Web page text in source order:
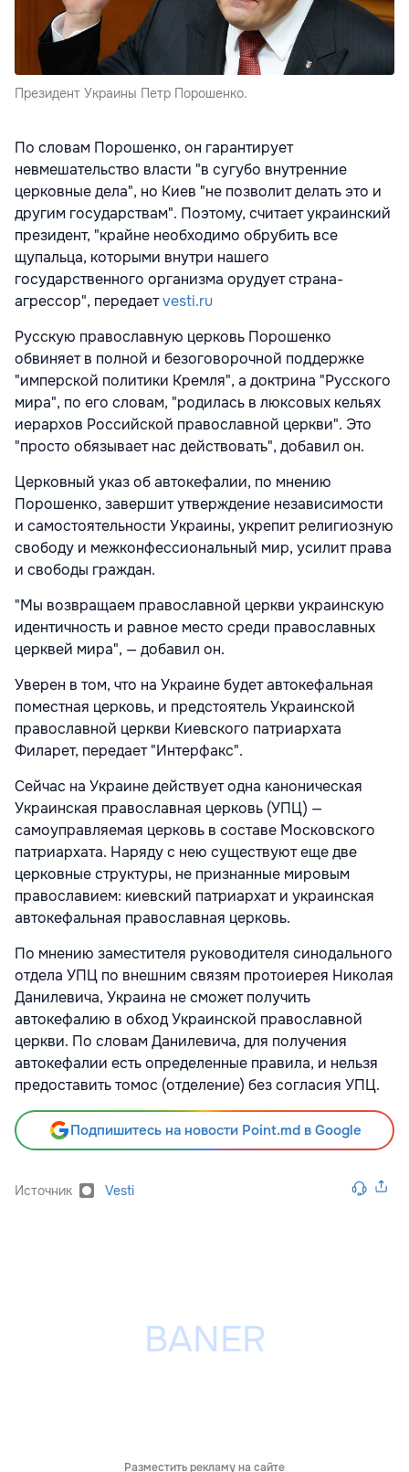
Президент Украины Петр Порошенко.
По словам Порошенко, он гарантирует
невмешательство власти "в сугубо внутренние
церковные дела", но Киев "не позволит делать это и
другим государствам". Поэтому, считает украинский
президент, "крайне необходимо обрубить все
щупальца, которыми внутри нашего
государственного организма орудует страна-
агрессор", передаетvesti.ru
Русскую православную церковь Порошенко
обвиняет в полной и безоговорочной поддержке
"имперской политики Кремля", а доктрина "Русского
мира", по его словам, "родилась в люксовых кельях
иерархов Российской православной церкви". Это
"просто обязывает нас действовать", добавил он.
Церковный указ об автокефалии, по мнению
Порошенко, завершит утверждение независимости
и самостоятельности Украины, укрепит религиозную
свободу и межконфессиональный мир, усилит права
и свободы граждан.
"Мы возвращаем православной церкви украинскую
идентичность и равное место среди православных
церквей мира", — добавил он.
Уверен в том, что на Украине будет автокефальная
поместная церковь, и предстоятель Украинской
православной церкви Киевского патриархата
Филарет, передает "Интерфакс".
Сейчас на Украине действует одна каноническая
Украинская православная церковь (УПЦ) —
самоуправляемая церковь в составе Московского
патриархата. Наряду с нею существуют еще две
церковные структуры, не признанные мировым
православием: киевский патриархат и украинская
автокефальная православная церковь.
По мнению заместителя руководителя синодального
отдела УПЦ по внешним связям протоиерея Николая
Данилевича, Украина не сможет получить
автокефалию в обход Украинской православной
церкви. По словам Данилевича, для получения
автокефалии есть определенные правила, и нельзя
предоставить томос (отделение) без согласия УПЦ.
Подпишитесь на новости Point.md в Google
Источник Vesti
Разместить рекламу на сайте